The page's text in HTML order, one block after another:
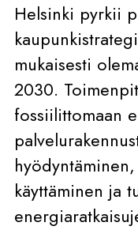
Helsinki pyrkii
mukaisesti
2030.
fossiilittomaan
käyttäminen ja